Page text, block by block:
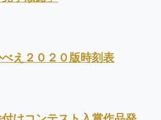
え２０２０版時刻表